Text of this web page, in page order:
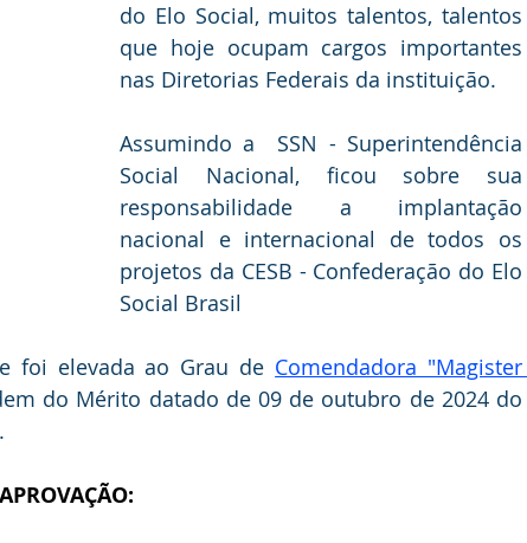
do Elo Social, muitos talentos, talentos
que hoje ocupam cargos importantes
nas Diretorias Federais da instituição.
Assumindo a  SSN - Superintendência
Social Nacional, ficou sobre sua
responsabilidade a implantação
nacional e internacional de todos os
projetos da CESB - Confederação do Elo
Social Brasil
foi elevada ao Grau de Comendadora "Magister
do Mérito datado de 09 de outubro de 2024 do